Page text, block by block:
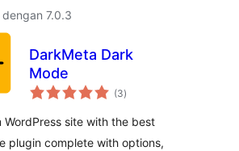
dengan 7.0.3
DarkMeta Dark
Mode
(3total
rating
)
WordPress site with the best
plugin complete with options,